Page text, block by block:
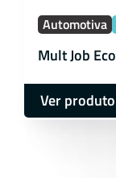
Automotiva
Mult Job Eco
Ver produto